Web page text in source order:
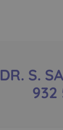
S.
932